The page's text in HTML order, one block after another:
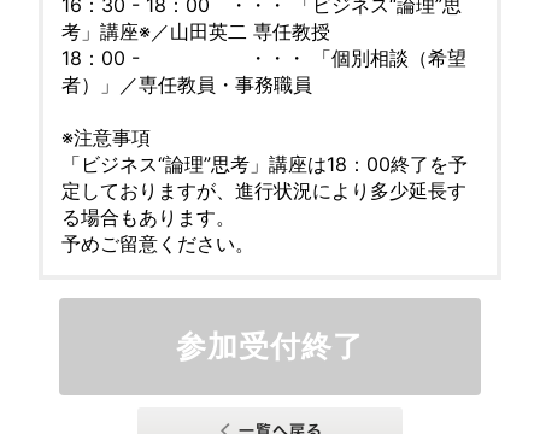
16：30 - 18：00 ・・・ 「ビジネス“論理”思
考」講座※／山田英二 専任教授
18：00 - ・・・ 「個別相談（希望
者）」／専任教員・事務職員
※注意事項
「ビジネス“論理”思考」講座は18：00終了を予
定しておりますが、進行状況により多少延長す
る場合もあります。
予めご留意ください。
参加受付終了